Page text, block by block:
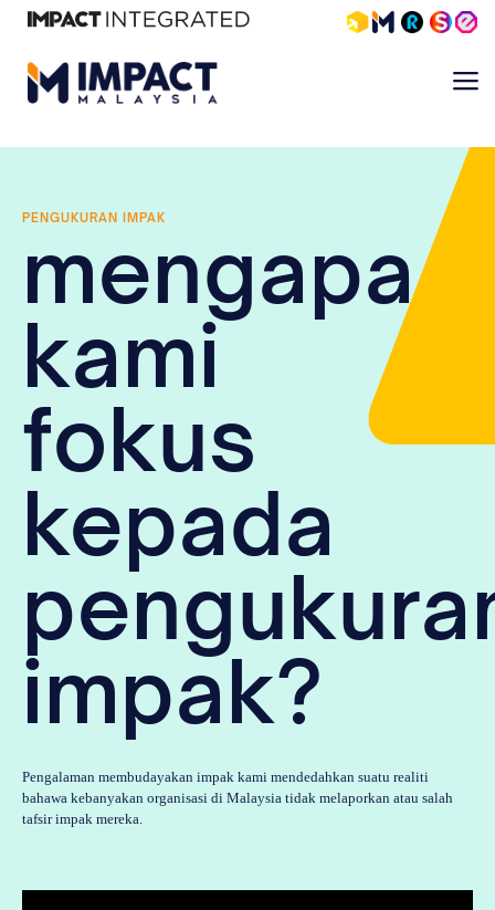
PENGUKURAN IMPAK
mengapa
kami
fokus
kepada
impak?
Pengalaman membudayakan impak kami mendedahkan suatu realiti
bahawa kebanyakan organisasi di Malaysia tidak melaporkan atau salah
tafsir impak mereka.